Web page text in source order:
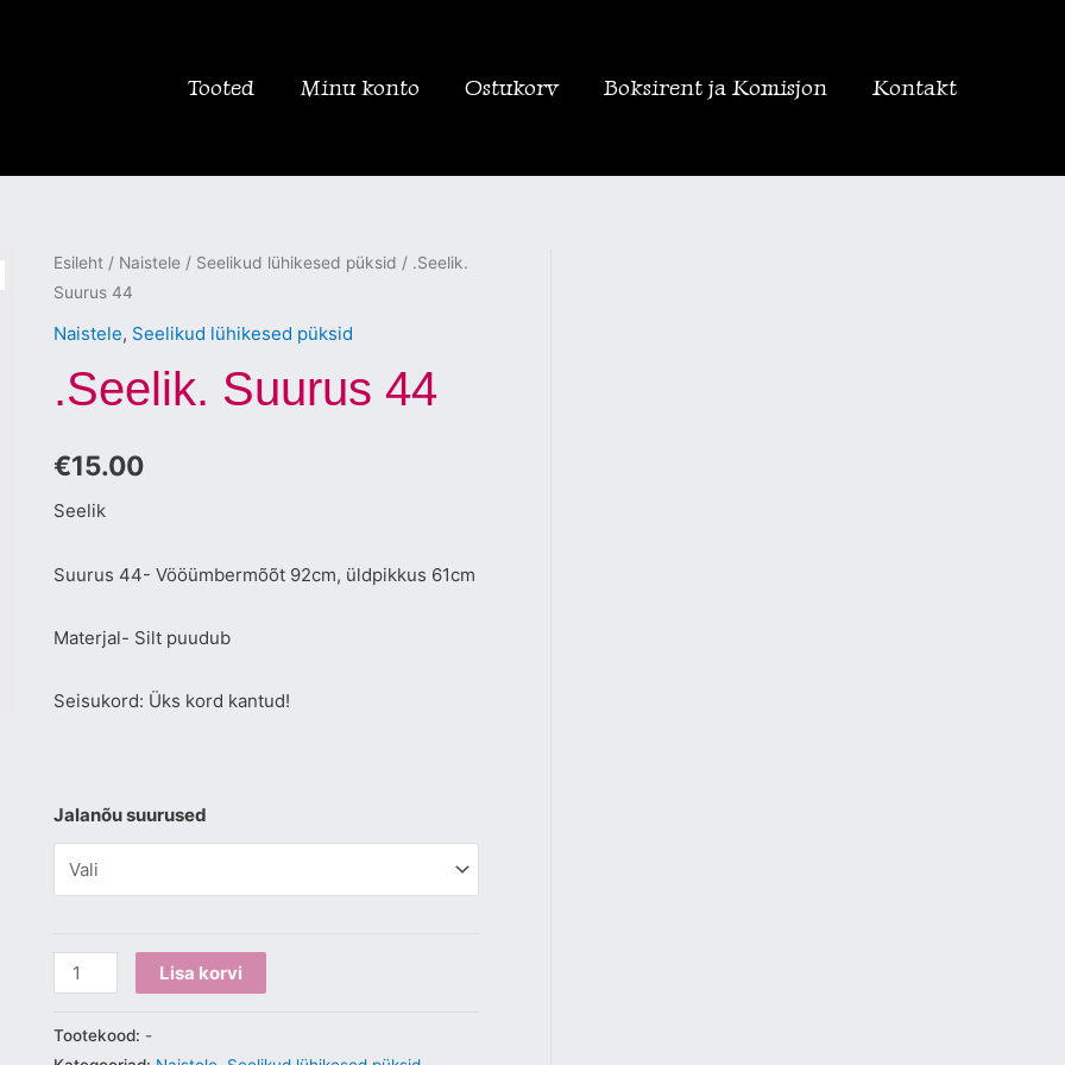
Tooted Minu konto Ostukorv Boksirent ja Komisjon Kontakt
Esileht / Naistele/ Seelikud lühikesed püksid / .Seelik.
Suurus 44
Naistele, Seelikud lühikesed püksid
.Seelik. Suurus 44
€15.00
Seelik
Suurus 44- Vööümbermõõt 92cm, üldpikkus 61cm
Materjal- Silt puudub
Seisukord: Üks kord kantud!
Jalanõu suurused
.Seelik.
Suurus
44
Lisa korvi
Tootekood: -